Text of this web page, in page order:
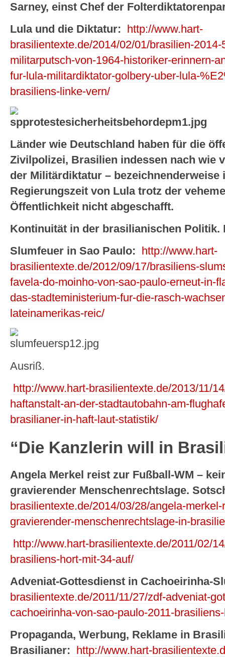
Sarney, einst Chef der
Lula und die Diktatur:
http://www.hart-
brasilientexte.de/2014/02/01/brasilien-
militarputsch-von-1964-historiker-erinnern-
fur-lula-militardiktator-golbery-uber-lula-
brasiliens-linke-vern/
Länder wie Deutschland haben für die
Zivilpolizei, Brasilien indessen nach wie
der Militärdiktatur – bezeichnenderweise
Regierungszeit von Lula trotz der
Öffentlichkeit nicht abgeschafft.
Kontinuität in der brasilianischen Politik.
Slumfeuer in Sao Paulo:
http://www.hart-
brasilientexte.de/2012/09/17/brasiliens-
favela-do-moinho-von-sao-paulo-erneut-in-
das-stadteministerium-fur-die-rasch-
lateinamerikas-reic/
Ausriß.
http://www.hart-brasilientexte.de/2013/11/
haftanstalt-an-der-stadtautobahn-am-
brasilianer-in-haft-laut-statistik/
“Die Kanzlerin will in
Angela Merkel reist zur Fußball-WM –
gravierender Menschenrechtslage.
brasilientexte.de/2014/03/28/angela-
gravierender-menschenrechtslage-in-
http://www.hart-brasilientexte.de/2011/02/
brasiliens-hort-mit-34-auf/
Adveniat-Gottesdienst in Cachoeirinha-
brasilientexte.de/2011/11/27/zdf-adveniat-
cachoeirinha-von-sao-paulo-2011-
Propaganda, Werbung, Reklame in
Brasilianer:
http://www.hart-